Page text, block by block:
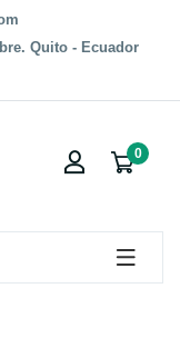
Quito - Ecuador
0